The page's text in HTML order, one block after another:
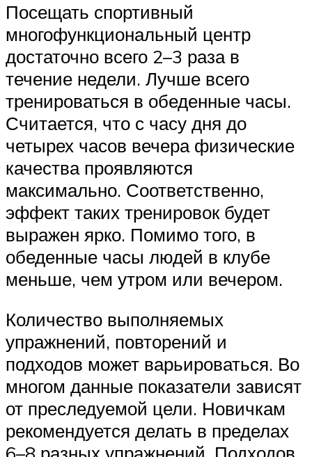
Посещать спортивный
многофункциональный центр
достаточно всего 2–3 раза в
течение недели. Лучше всего
тренироваться в обеденные часы.
Считается, что с часу дня до
четырех часов вечера физические
качества проявляются
максимально. Соответственно,
эффект таких тренировок будет
выражен ярко. Помимо того, в
обеденные часы людей в клубе
меньше, чем утром или вечером.
Количество выполняемых
упражнений, повторений и
подходов может варьироваться. Во
многом данные показатели зависят
от преследуемой цели. Новичкам
рекомендуется делать в пределах